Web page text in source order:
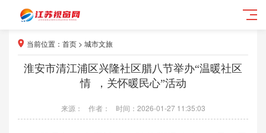
当前位置： 首页 > 城市文旅
淮安市清江浦区兴隆社区腊八节举办“温暖社区
情 ，关怀暖民心”活动
来源： 作者： 时间：2026-01-27 11:35:03